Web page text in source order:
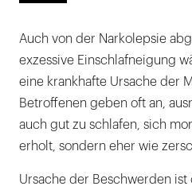
Auch von der Narkolepsie
exzessive Einschlafneigung
eine krankhafte Ursache der
Betroffenen geben oft an,
auch gut zu schlafen, sich
erholt, sondern eher wie
Ursache der Beschwerden ist